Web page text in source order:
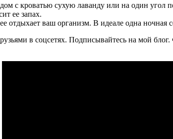
с кроватью сухую лаванду или на один
ее запах.
отдыхает ваш организм. В идеале одна ночная
в соцсетях. Подписывайтесь на мой